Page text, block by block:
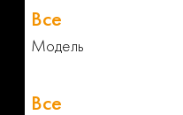
Модель